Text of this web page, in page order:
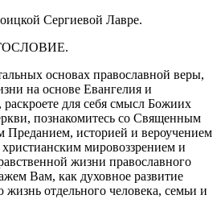
Сергиевой Лавре.
основах православной веры,
на основе Евангелия и
раскроете для себя смысл Божиих
познакомитесь со Священным
историей и вероучением
мировоззрением и
жизни православного
Вам, как духовное развитие
отдельного человека, семьи и